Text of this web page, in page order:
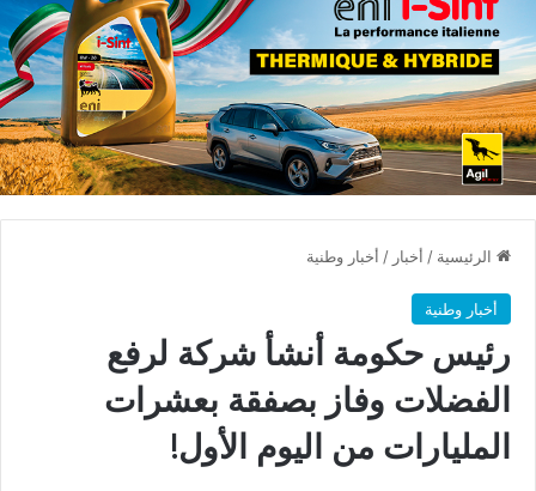
الرئيسية / أخبار / أخبار وطنية
أخبار وطنية
رئيس حكومة أنشأ شركة لرفع
الفضلات وفاز بصفقة بعشرات
المليارات من اليوم الأول!